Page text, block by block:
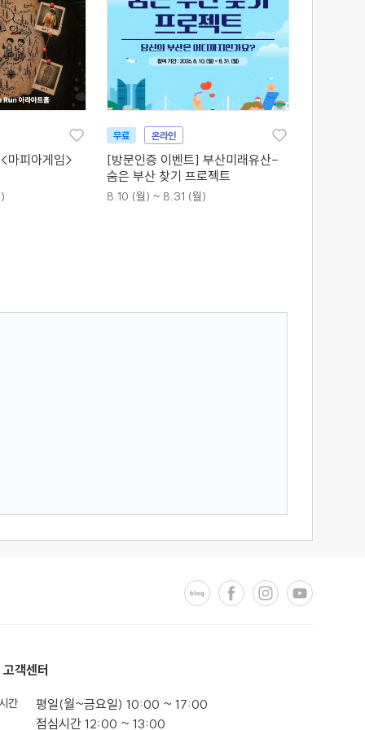
마피아게임>
무료 온라인
[방문인증 이벤트] 부산미래유산-
숨은 부산 찾기 프로젝트
8.10 (월) ~ 8.31 (월)
고객센터
간
평일(월~금요일) 10:00 ~ 17:00
점심시간 12:00 ~ 13:00